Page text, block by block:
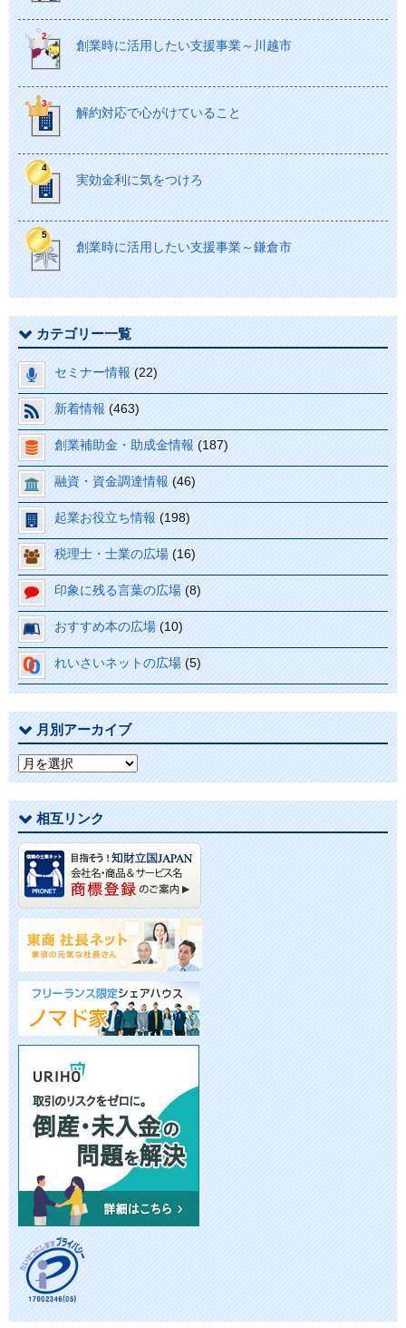
創業時に活用したい支援事業～川越市
解約対応で心がけていること
実効金利に気をつけろ
創業時に活用したい支援事業～鎌倉市
カテゴリー一覧
セミナー情報 (22)
新着情報 (463)
創業補助金・助成金情報 (187)
融資・資金調達情報 (46)
起業お役立ち情報 (198)
税理士・士業の広場 (16)
印象に残る言葉の広場 (8)
おすすめ本の広場 (10)
れいさいネットの広場 (5)
月別アーカイブ
月
別
ア
ー
カ
イ
ブ
相互リンク